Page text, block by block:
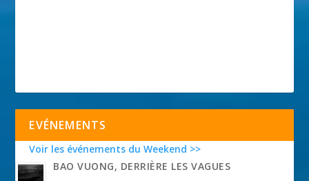
EVÉNEMENTS
Voir les événements du Weekend >>
BAO VUONG, DERRIÈRE LES VAGUES